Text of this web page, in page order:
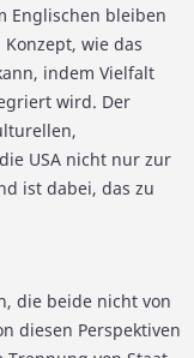
Englischen bleiben
wie das
indem Vielfalt
wird. Der
USA nicht nur zur
ist dabei, das zu
die beide nicht von
diesen Perspektiven